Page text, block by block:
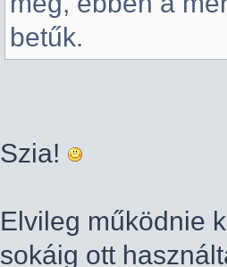
betűk.
Szia!
Elvileg működnie
sokáig ott